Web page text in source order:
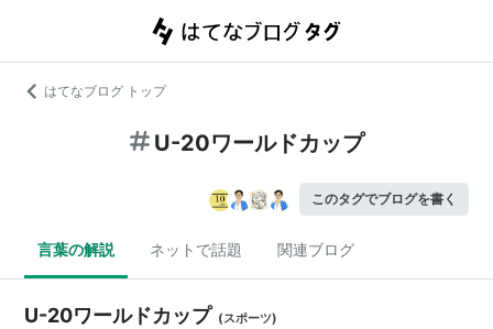
はてなブログ トップ
U-20ワールドカップ
このタグでブログを書く
言葉の解説 ネットで話題 関連ブログ
U-20ワールドカップ (スポーツ)